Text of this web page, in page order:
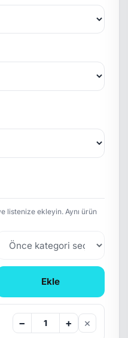
listenize ekleyin. Aynı ürün
Ekle
− + ×